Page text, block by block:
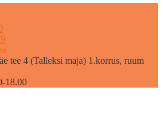
tee 4 (Talleksi maja) 1.korrus, ruum
18.00